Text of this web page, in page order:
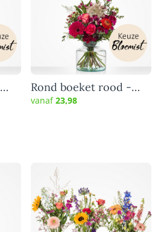
Rond boeket rood -
Keuze bloemist
vanaf23,98